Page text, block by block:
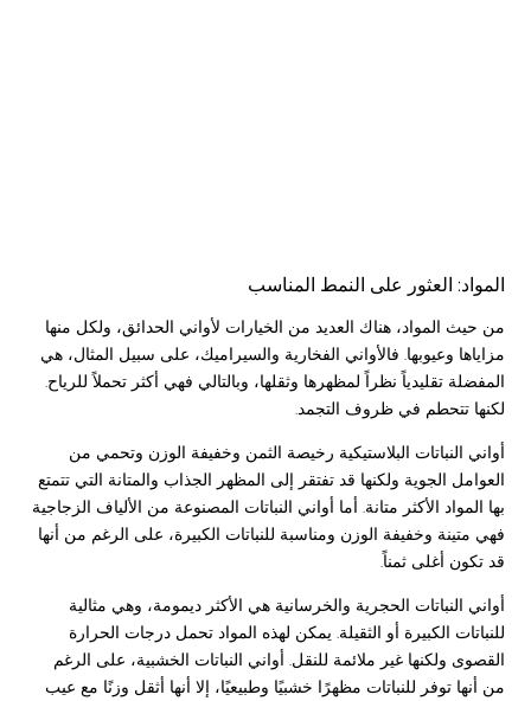
المواد: العثور على النمط المناسب
من حيث المواد، هناك العديد من الخيارات لأواني الحدائق، ولكل منها
مزاياها وعيوبها. فالأواني الفخارية والسيراميك، على سبيل المثال، هي
المفضلة تقليدياً نظراً لمظهرها وثقلها، وبالتالي فهي أكثر تحملاً للرياح.
لكنها تتحطم في ظروف التجمد.
أواني النباتات البلاستيكية رخيصة الثمن وخفيفة الوزن وتحمي من
العوامل الجوية ولكنها قد تفتقر إلى المظهر الجذاب والمتانة التي تتمتع
بها المواد الأكثر متانة. أما أواني النباتات المصنوعة من الألياف الزجاجية
فهي متينة وخفيفة الوزن ومناسبة للنباتات الكبيرة، على الرغم من أنها
قد تكون أغلى ثمناً.
أواني النباتات الحجرية والخرسانية هي الأكثر ديمومة، وهي مثالية
للنباتات الكبيرة أو الثقيلة. يمكن لهذه المواد تحمل درجات الحرارة
القصوى ولكنها غير ملائمة للنقل. أواني النباتات الخشبية، على الرغم
من أنها توفر للنباتات مظهرًا خشبيًا وطبيعيًا، إلا أنها أثقل وزنًا مع عيب